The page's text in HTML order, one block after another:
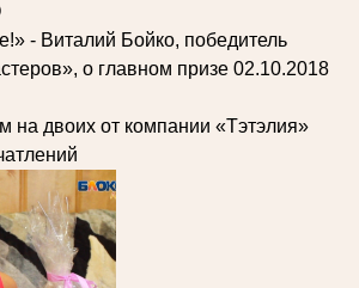
- Виталий Бойко, победитель
о главном призе 02.10.2018
на двоих от компании «Тэтэлия»